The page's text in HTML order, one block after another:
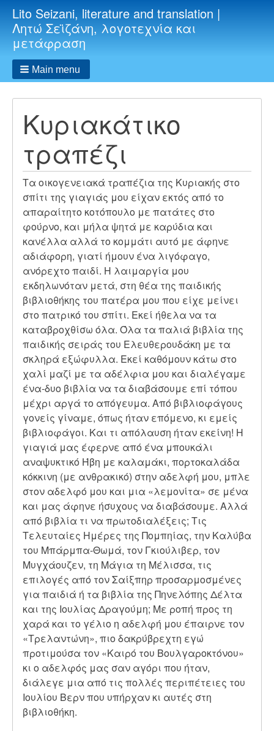
Lito Seizani, literature and translation |
Λητώ Σεϊζάνη, λογοτεχνία και
μετάφραση
Main menu
Κυριακάτικο
τραπέζι
Τα οικογενειακά τραπέζια της Κυριακής στο
σπίτι της γιαγιάς μου είχαν εκτός από το
απαραίτητο κοτόπουλο με πατάτες στο
φούρνο, και μήλα ψητά με καρύδια και
κανέλλα αλλά το κομμάτι αυτό με άφηνε
αδιάφορη, γιατί ήμουν ένα λιγόφαγο,
ανόρεχτο παιδί. Η λαιμαργία μου
εκδηλωνόταν μετά, στη θέα της παιδικής
βιβλιοθήκης του πατέρα μου που είχε μείνει
στο πατρικό του σπίτι. Εκεί ήθελα να τα
καταβροχθίσω όλα. Όλα τα παλιά βιβλία της
παιδικής σειράς του Ελευθερουδάκη με τα
σκληρά εξώφυλλα. Εκεί καθόμουν κάτω στο
χαλί μαζί με τα αδέλφια μου και διαλέγαμε
ένα-δυο βιβλία να τα διαβάσουμε επί τόπου
μέχρι αργά το απόγευμα. Από βιβλιοφάγους
γονείς γίναμε, όπως ήταν επόμενο, κι εμείς
βιβλιοφάγοι. Και τι απόλαυση ήταν εκείνη! Η
γιαγιά μας έφερνε από ένα μπουκάλι
αναψυκτικό Ήβη με καλαμάκι, πορτοκαλάδα
κόκκινη (με ανθρακικό) στην αδελφή μου, μπλε
στον αδελφό μου και μια «λεμονίτα» σε μένα
και μας άφηνε ήσυχους να διαβάσουμε. Αλλά
από βιβλία τι να πρωτοδιαλέξεις; Τις
Τελευταίες Ημέρες της Πομπηίας, την Καλύβα
του Μπάρμπα-Θωμά, τον Γκιούλιβερ, τον
Μυγχάουζεν, τη Μάγια τη Μέλισσα, τις
επιλογές από τον Σαίξπηρ προσαρμοσμένες
για παιδιά ή τα βιβλία της Πηνελόπης Δέλτα
και της Ιουλίας Δραγούμη; Με ροπή προς τη
χαρά και το γέλιο η αδελφή μου έπαιρνε τον
«Τρελαντώνη», πιο δακρύβρεχτη εγώ
προτιμούσα τον «Καιρό του Βουλγαροκτόνου»
κι ο αδελφός μας σαν αγόρι που ήταν,
διάλεγε μια από τις πολλές περιπέτειες του
Ιουλίου Βερν που υπήρχαν κι αυτές στη
βιβλιοθήκη.